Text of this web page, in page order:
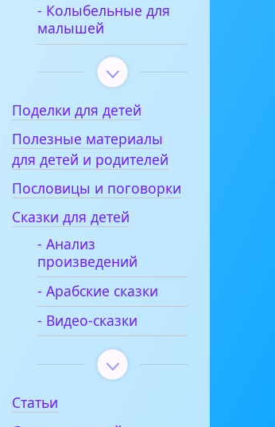
- Колыбельные для
малышей
Поделки для детей
Полезные материалы
для детей и родителей
Пословицы и поговорки
Сказки для детей
- Анализ
произведений
- Арабские сказки
- Видео-сказки
Статьи